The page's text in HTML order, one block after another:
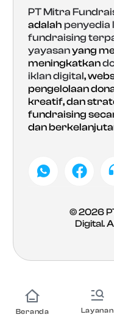
PT Mitra
adalahpenyedia
fundraising
yayasanyang
meningkatkan
iklan digital,
pengelolaan
kreatif, dan
fundraising
dan
© 2026
Digital.
Beranda Layanan